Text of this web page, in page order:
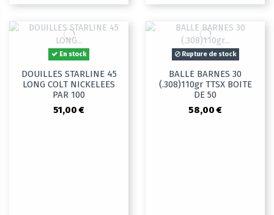
En stock
DOUILLES STARLINE 45
LONG COLT NICKELEES
PAR 100
51,00 €
Rupture de stock
BALLE BARNES 30
(.308)110gr TTSX BOITE
DE 50
58,00 €